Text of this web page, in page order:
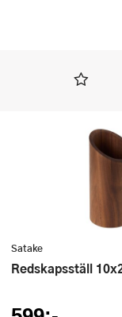
Satake
Redskapsställ